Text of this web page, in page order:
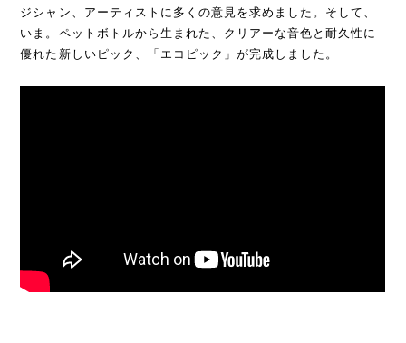
ジシャン、アーティストに多くの意見を求めました。そして、
いま。ペットボトルから生まれた、クリアーな音色と耐久性に
優れた新しいピック、「エコピック」が完成しました。